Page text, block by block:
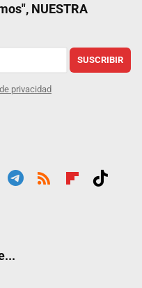
NUESTRA
SUSCRIBIR
privacidad